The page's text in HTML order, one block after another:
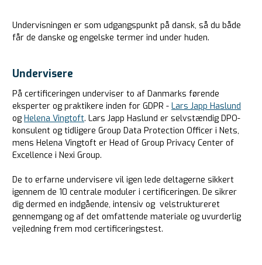
Undervisningen er som udgangspunkt på dansk, så du både
får de danske og engelske termer ind under huden.
Undervisere
På certificeringen underviser to af Danmarks førende
eksperter og praktikere inden for GDPR - Lars Japp Haslund
og Helena Vingtoft. Lars Japp Haslund er selvstændig DPO-
konsulent og tidligere Group Data Protection Officer i Nets,
mens Helena Vingtoft er Head of Group Privacy Center of
Excellence i Nexi Group.
De to erfarne undervisere vil igen lede deltagerne sikkert
igennem de 10 centrale moduler i certificeringen. De sikrer
dig dermed en indgående, intensiv og velstruktureret
gennemgang og af det omfattende materiale og uvurderlig
vejledning frem mod certificeringstest.